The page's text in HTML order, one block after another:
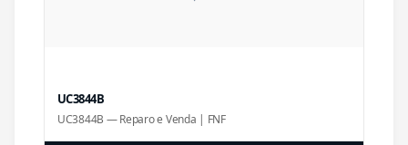
UC3844B
UC3844B — Reparo e Venda | FNF